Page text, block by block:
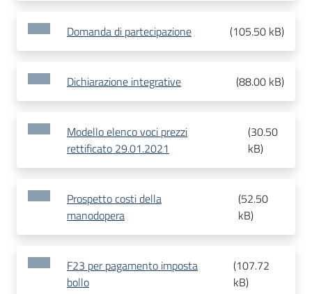
Domanda di partecipazione (105.50 kB)
Dichiarazione integrative (88.00 kB)
Modello elenco voci prezzi
rettificato 29.01.2021
(30.50
kB)
Prospetto costi della
manodopera
(52.50
kB)
F23 per pagamento imposta
bollo
(107.72
kB)